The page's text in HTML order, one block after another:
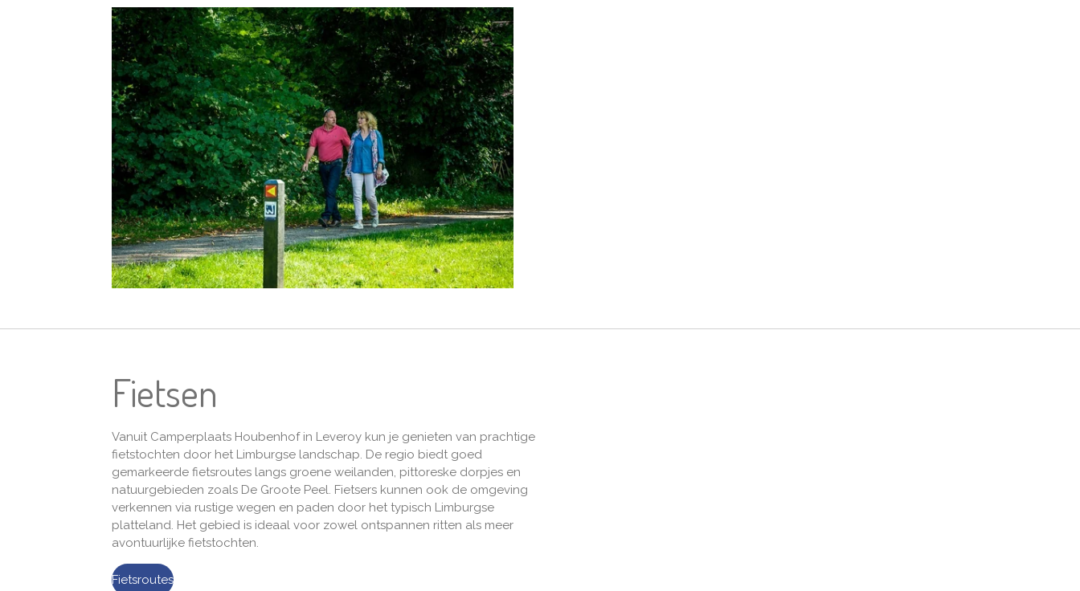
Fietsen
Vanuit Camperplaats Houbenhof in Leveroy kun je genieten van prachtige
fietstochten door het Limburgse landschap. De regio biedt goed
gemarkeerde fietsroutes langs groene weilanden, pittoreske dorpjes en
natuurgebieden zoals De Groote Peel. Fietsers kunnen ook de omgeving
verkennen via rustige wegen en paden door het typisch Limburgse
platteland. Het gebied is ideaal voor zowel ontspannen ritten als meer
avontuurlijke fietstochten.
Fietsroutes